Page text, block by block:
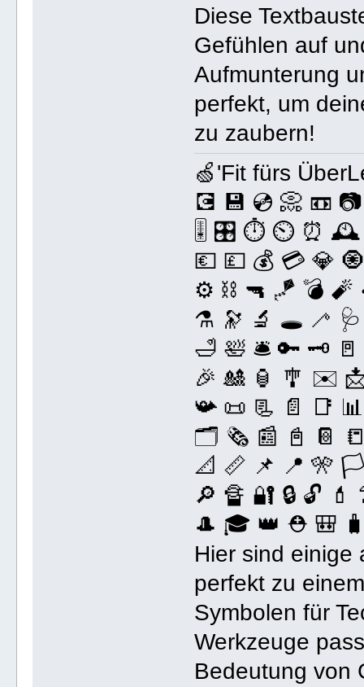
Diese
Gefühlen auf
Aufmunterung
perfekt, um
zu zaubern!
🍏'Fit fürs
💽 💾 💿 📀 📼
🎚️ 🎛️ ⏱️ ⏲ ⏰ 🕰️
💶 💷 💰 💳 💎
⚙️ ⛓️ 🔫 🪁 💣
⚗️ 🔭 🔬 🕳️ 🦯 🩺
🛁 🛀 🛎️ 🔑 🗝️
🎉 🎎 🏮 🎐 ✉️
📯 📜 📃 📄 📑
🗂️ 🗞️ 📰 📓 📔 📒
📐 📏 📌 📍
🔎 🔏 🔐 🔒 🔓
🎩 🎓 👑 ⛑ 🎒
Hier sind einige
perfekt zu
Symbolen für
Werkzeuge
Bedeutung von